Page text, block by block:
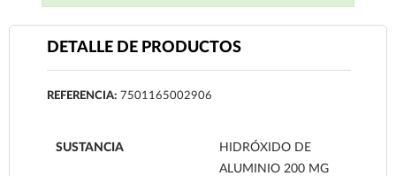
DETALLE DE PRODUCTOS
REFERENCIA: 7501165002906
SUSTANCIA
HIDRÓXIDO DE
ALUMINIO 200 MG